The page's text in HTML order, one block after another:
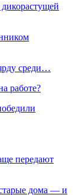
среди…
работе?
передают
дома — и